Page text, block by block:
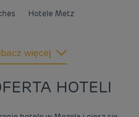
Hotele Metz
więcej
HOTELI